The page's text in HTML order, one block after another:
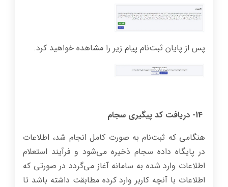
پس از پایان ثبت‌نام پیام زیر را مشاهده خواهید کرد.
هنگامی که ثبت‌نام به صورت کامل انجام شد، اطلاعات
در پایگاه داده سجام ذخیره می‌شود و فرآیند استعلام
اطلاعات وارد شده به سامانه آغاز می‌گردد در صورتی که
اطلاعات با آنچه کاربر وارد کرده مطابقت داشته باشد تا